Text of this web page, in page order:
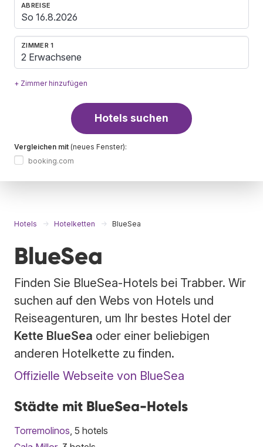
ABREISE
ZIMMER 1
2 Erwachsene
+ Zimmer hinzufügen
Hotels suchen
Vergleichen mit (neues Fenster):
booking.com
Hotels Hotelketten BlueSea
BlueSea
Finden Sie BlueSea-Hotels bei Trabber. Wir
suchen auf den Webs von Hotels und
Reiseagenturen, um Ihr bestes Hotel der
Kette BlueSea oder einer beliebigen
anderen Hotelkette zu finden.
Offizielle Webseite von BlueSea
Städte mit BlueSea-Hotels
Torremolinos , 5 hotels